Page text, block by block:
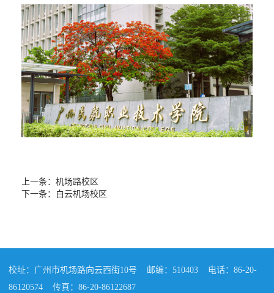
上一条： 机场路校区
下一条：
白云机场校区
校址：广州市机场路向云西街10号 邮编：510403
电话：86-20-
86120574
传真：86-20-86122687